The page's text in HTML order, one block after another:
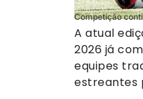
Competição
A atual
2026 já
equipes
estreantes